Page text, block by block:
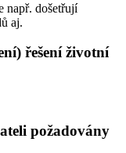
např. došetřují
aj.
řešení životní
požadovány